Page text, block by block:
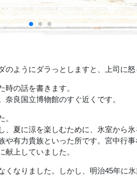
ようにダラっとしますと、上司に怒
の話を書きます。
奈良国立博物館のすぐ近くです。
夏に涼を楽しむために、氷室から氷
有力貴族といった所です。宮中行事
上していました。
なりました。しかし、明治45年に氷